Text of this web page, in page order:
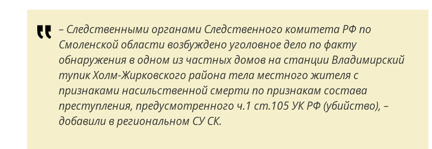
– Следственными органами Следственного комитета РФ по
Смоленской области возбуждено уголовное дело по факту
обнаружения в одном из частных домов на станции Владимирский
тупик Холм-Жирковского района тела местного жителя с
признаками насильственной смерти по признакам состава
преступления, предусмотренного ч.1 ст.105 УК РФ (убийство), –
добавили в региональном СУ СК.